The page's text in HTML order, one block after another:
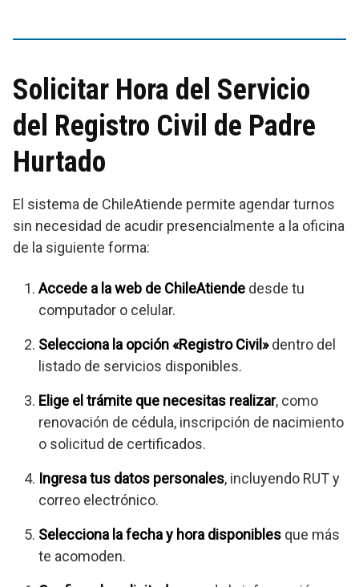
Solicitar Hora del Servicio
del Registro Civil de Padre
Hurtado
El sistema de ChileAtiende permite agendar turnos
sin necesidad de acudir presencialmente a la oficina
de la siguiente forma:
Accede a la web de ChileAtiende desde tu
computador o celular.
Selecciona la opción «Registro Civil»dentro del
listado de servicios disponibles.
Elige el trámite que necesitas realizar, como
renovación de cédula, inscripción de nacimiento
o solicitud de certificados.
Ingresa tus datos personales, incluyendo RUT y
correo electrónico.
Selecciona la fecha y hora disponibles que más
te acomoden.